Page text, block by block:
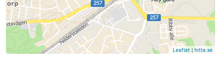
Leaflet | hitta.se